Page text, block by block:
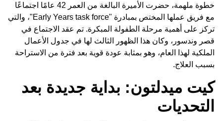
خطوة ملهمة، حضرت الأميرة البالغة من العمر 42 عامًا اجتماعًا
مع فريق عملها المختص بمبادرة "Early Years task force"، والتي
تركز على أهمية مرحلة الطفولة المبكرة. تم عقد الاجتماع في
قصر وندسور، وكان هذا الظهور الثالث لها في جدول الأعمال
الملكية لهذا العام، وهو بمثابة عودة قوية بعد فترة من الاستراحة
بسبب العلاج.
كيت ميدلتون: بداية جديدة بعد
التحديات